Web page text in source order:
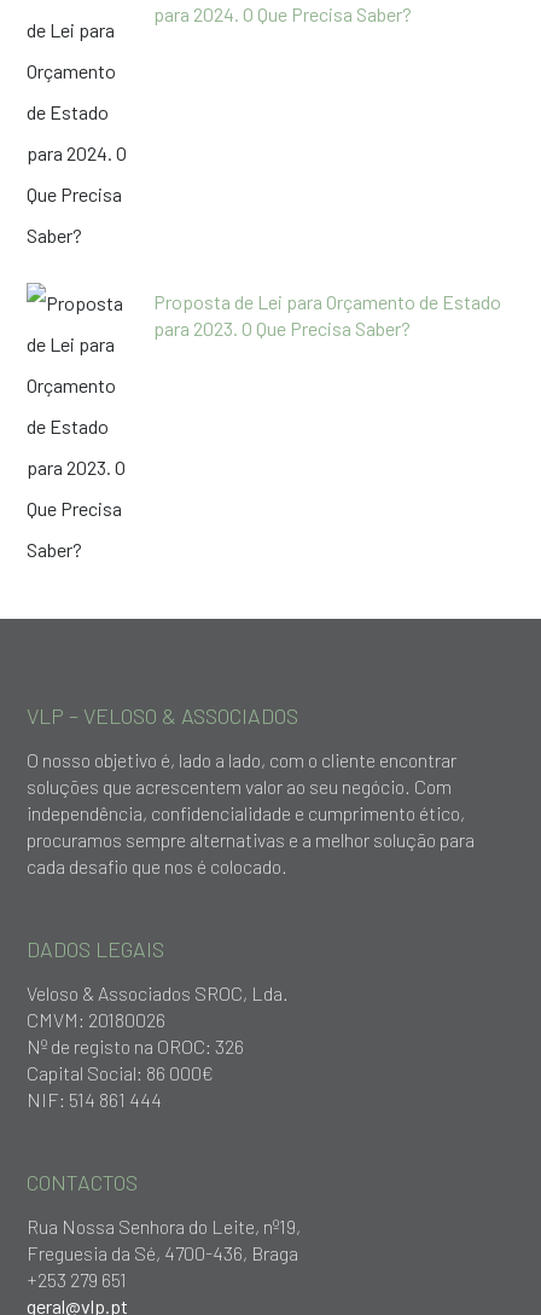
para 2024. O Que Precisa Saber?
Proposta de Lei para Orçamento de Estado
para 2023. O Que Precisa Saber?
VLP – VELOSO & ASSOCIADOS
O nosso objetivo é, lado a lado, com o cliente encontrar
soluções que acrescentem valor ao seu negócio. Com
independência, confidencialidade e cumprimento ético,
procuramos sempre alternativas e a melhor solução para
cada desafio que nos é colocado.
DADOS LEGAIS
Veloso & Associados SROC, Lda.
CMVM: 20180026
Nº de registo na OROC: 326
Capital Social: 86 000€
NIF: 514 861 444
CONTACTOS
Rua Nossa Senhora do Leite, nº19,
Freguesia da Sé, 4700-436, Braga
+253 279 651
geral@vlp.pt